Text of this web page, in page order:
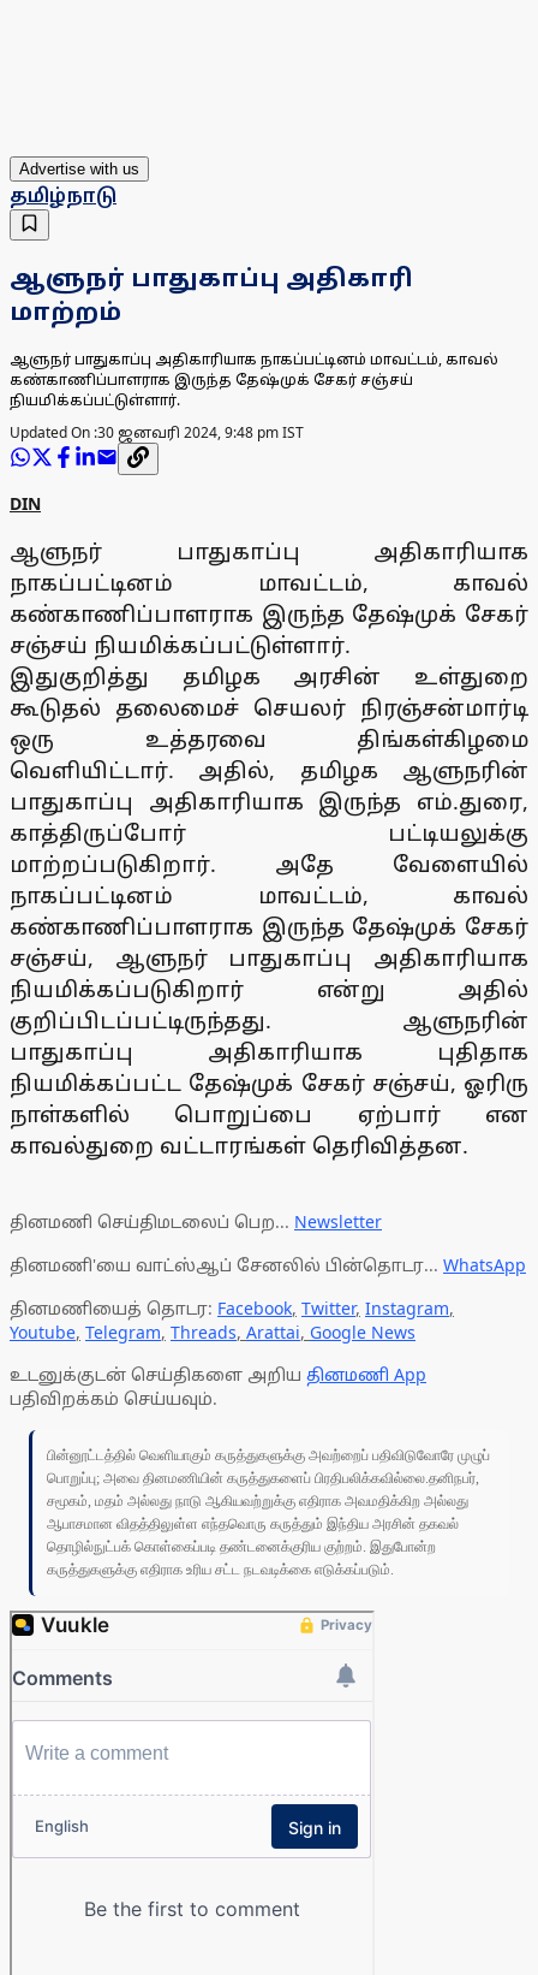
Advertise with us
தமிழ்நாடு
ஆளுநர் பாதுகாப்பு அதிகாரி
மாற்றம்
ஆளுநர் பாதுகாப்பு அதிகாரியாக நாகப்பட்டினம் மாவட்டம், காவல்
கண்காணிப்பாளராக இருந்த தேஷ்முக் சேகர் சஞ்சய்
நியமிக்கப்பட்டுள்ளார்.
Updated On :30 ஜனவரி 2024, 9:48 pm IST
DIN
ஆளுநர் பாதுகாப்பு அதிகாரியாக
நாகப்பட்டினம் மாவட்டம், காவல்
கண்காணிப்பாளராக இருந்த தேஷ்முக் சேகர்
சஞ்சய் நியமிக்கப்பட்டுள்ளார்.
இதுகுறித்து தமிழக அரசின் உள்துறை
கூடுதல் தலைமைச் செயலர் நிரஞ்சன்மார்டி
ஒரு உத்தரவை திங்கள்கிழமை
வெளியிட்டார். அதில், தமிழக ஆளுநரின்
பாதுகாப்பு அதிகாரியாக இருந்த எம்.துரை,
காத்திருப்போர் பட்டியலுக்கு
மாற்றப்படுகிறார். அதே வேளையில்
நாகப்பட்டினம் மாவட்டம், காவல்
கண்காணிப்பாளராக இருந்த தேஷ்முக் சேகர்
சஞ்சய், ஆளுநர் பாதுகாப்பு அதிகாரியாக
நியமிக்கப்படுகிறார் என்று அதில்
குறிப்பிடப்பட்டிருந்தது. ஆளுநரின்
பாதுகாப்பு அதிகாரியாக புதிதாக
நியமிக்கப்பட்ட தேஷ்முக் சேகர் சஞ்சய், ஓரிரு
நாள்களில் பொறுப்பை ஏற்பார் என
காவல்துறை வட்டாரங்கள் தெரிவித்தன.
தினமணி செய்திமடலைப் பெற... Newsletter
தினமணி'யை வாட்ஸ்ஆப் சேனலில் பின்தொடர... WhatsApp
தினமணியைத் தொடர: Facebook, Twitter, Instagram,
Youtube, Telegram, Threads, Arattai, Google News
உடனுக்குடன் செய்திகளை அறிய தினமணி App
பதிவிறக்கம் செய்யவும்.
பின்னூட்டத்தில் வெளியாகும் கருத்துகளுக்கு அவற்றைப் பதிவிடுவோரே முழுப்
பொறுப்பு; அவை தினமணியின் கருத்துகளைப் பிரதிபலிக்கவில்லை.தனிநபர்,
சமூகம், மதம் அல்லது நாடு ஆகியவற்றுக்கு எதிராக அவமதிக்கிற அல்லது
ஆபாசமான விதத்திலுள்ள எந்தவொரு கருத்தும் இந்திய அரசின் தகவல்
தொழில்நுட்பக் கொள்கைப்படி தண்டனைக்குரிய குற்றம். இதுபோன்ற
கருத்துகளுக்கு எதிராக உரிய சட்ட நடவடிக்கை எடுக்கப்படும்.